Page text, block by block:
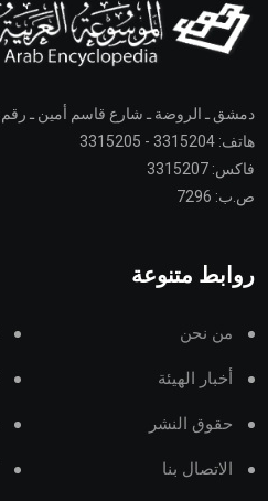
دمشق ـ الروضة ـ شارع قاسم أمين ـ رقم 39
هاتف: 3315204 - 3315205
فاكس: 3315207
ص.ب: 7296
روابط متنوعة
من نحن
أخبار الهيئة
حقوق النشر
الاتصال بنا